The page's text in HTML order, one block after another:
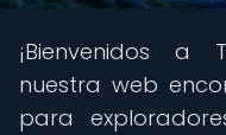
¡Bienvenidos a
nuestra web
para